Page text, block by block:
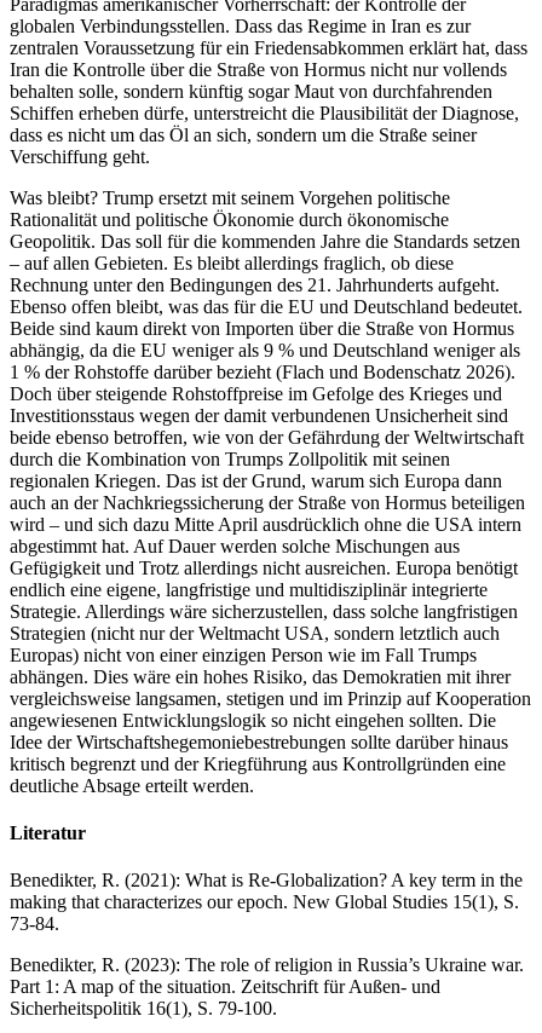
Paradigmas amerikanischer Vorherrschaft: der Kontrolle der
globalen Verbindungsstellen. Dass das Regime in Iran es zur
zentralen Voraussetzung für ein Friedensabkommen erklärt hat, dass
Iran die Kontrolle über die Straße von Hormus nicht nur vollends
behalten solle, sondern künftig sogar Maut von durchfahrenden
Schiffen erheben dürfe, unterstreicht die Plausibilität der Diagnose,
dass es nicht um das Öl an sich, sondern um die Straße seiner
Verschiffung geht.
Was bleibt? Trump ersetzt mit seinem Vorgehen politische
Rationalität und politische Ökonomie durch ökonomische
Geopolitik. Das soll für die kommenden Jahre die Standards setzen
– auf allen Gebieten. Es bleibt allerdings fraglich, ob diese
Rechnung unter den Bedingungen des 21. Jahrhunderts aufgeht.
Ebenso offen bleibt, was das für die EU und Deutschland bedeutet.
Beide sind kaum direkt von Importen über die Straße von Hormus
abhängig, da die EU weniger als 9 % und Deutschland weniger als
1 % der Rohstoffe darüber bezieht (Flach und Bodenschatz 2026).
Doch über steigende Rohstoffpreise im Gefolge des Krieges und
Investitionsstaus wegen der damit verbundenen Unsicherheit sind
beide ebenso betroffen, wie von der Gefährdung der Weltwirtschaft
durch die Kombination von Trumps Zollpolitik mit seinen
regionalen Kriegen. Das ist der Grund, warum sich Europa dann
auch an der Nachkriegssicherung der Straße von Hormus beteiligen
wird – und sich dazu Mitte April ausdrücklich ohne die USA intern
abgestimmt hat. Auf Dauer werden solche Mischungen aus
Gefügigkeit und Trotz allerdings nicht ausreichen. Europa benötigt
endlich eine eigene, langfristige und multidisziplinär integrierte
Strategie. Allerdings wäre sicherzustellen, dass solche langfristigen
Strategien (nicht nur der Weltmacht USA, sondern letztlich auch
Europas) nicht von einer einzigen Person wie im Fall Trumps
abhängen. Dies wäre ein hohes Risiko, das Demokratien mit ihrer
vergleichsweise langsamen, stetigen und im Prinzip auf Kooperation
angewiesenen Entwicklungslogik so nicht eingehen sollten. Die
Idee der Wirtschaftshegemoniebestrebungen sollte darüber hinaus
kritisch begrenzt und der Kriegführung aus Kontrollgründen eine
deutliche Absage erteilt werden.
Literatur
Benedikter, R. (2021): What is Re-Globalization? A key term in the
making that characterizes our epoch. New Global Studies 15(1), S.
73-84.
Benedikter, R. (2023): The role of religion in Russia’s Ukraine war.
Part 1: A map of the situation. Zeitschrift für Außen- und
Sicherheitspolitik 16(1), S. 79-100.